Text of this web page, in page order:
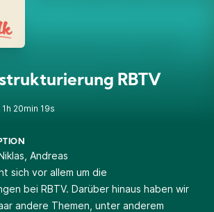
RBTV
1h 20min 19s
Andreas
sich vor allem um die
bei RBTV. Darüber hinaus haben wir
andere Themen, unter anderem